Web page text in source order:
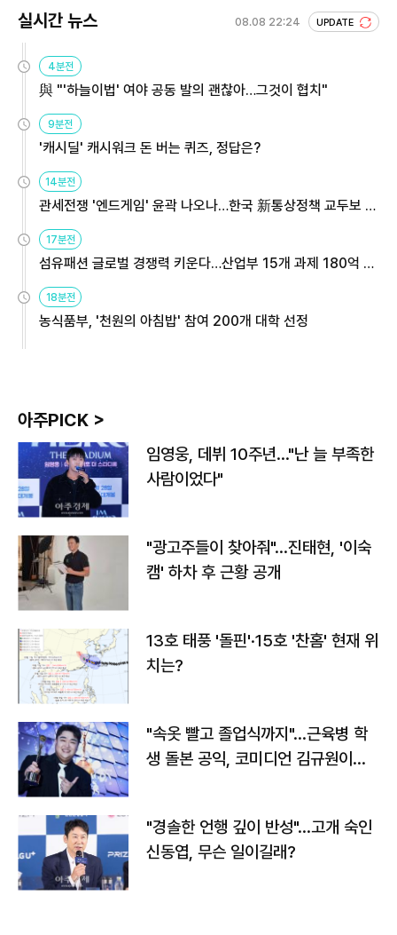
실시간 뉴스 08.08 22:24 UPDATE
4분전
與 "'하늘이법' 여야 공동 발의 괜찮아…그것이 협치"
9분전
'캐시딜' 캐시워크 돈 버는 퀴즈, 정답은?
14분전
관세전쟁 '엔드게임' 윤곽 나오나…한국 新통상정책 교두보 활
용해야
17분전
섬유패션 글로벌 경쟁력 키운다…산업부 15개 과제 180억 지
원
18분전
농식품부, '천원의 아침밥' 참여 200개 대학 선정
아주PICK >
임영웅, 데뷔 10주년…"난 늘 부족한
사람이었다"
"광고주들이 찾아줘"…진태현, '이숙
캠' 하차 후 근황 공개
13호 태풍 '돌핀'·15호 '찬홈' 현재 위
치는?
"속옷 빨고 졸업식까지"…근육병 학
생 돌본 공익, 코미디언 김규원이었
"경솔한 언행 깊이 반성"…고개 숙인
신동엽, 무슨 일이길래?